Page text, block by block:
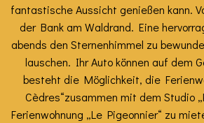
fantastische Aussicht genießen kann.
der Bank am Waldrand. Eine
abends den Sternenhimmel zu
lauschen. Ihr Auto können auf dem
besteht die Möglichkeit, die
Cèdres“zusammen mit dem Studio
Ferienwohnung „Le Pigeonnier“ zu